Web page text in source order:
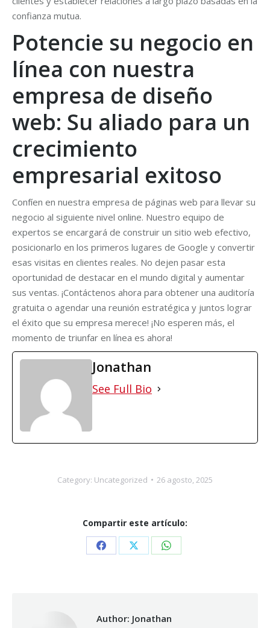
confianza mutua.
Potencie su negocio en
línea con nuestra
empresa de diseño
web: Su aliado para un
crecimiento
empresarial exitoso
Confíen en nuestra empresa de páginas web para llevar su
negocio al siguiente nivel online. Nuestro equipo de
expertos se encargará de construir un sitio web efectivo,
posicionarlo en los primeros lugares de Google y convertir
esas visitas en clientes reales. No dejen pasar esta
oportunidad de destacar en el mundo digital y aumentar
sus ventas. ¡Contáctenos ahora para obtener una auditoría
gratuita o agendar una reunión estratégica y juntos lograr
el éxito que su empresa merece! ¡No esperen más, el
momento de triunfar en línea es ahora!
Jonathan
See Full Bio
Category: Uncategorized 26 agosto, 2025
Compartir este artículo:
Share Share Share
Author: Jonathan